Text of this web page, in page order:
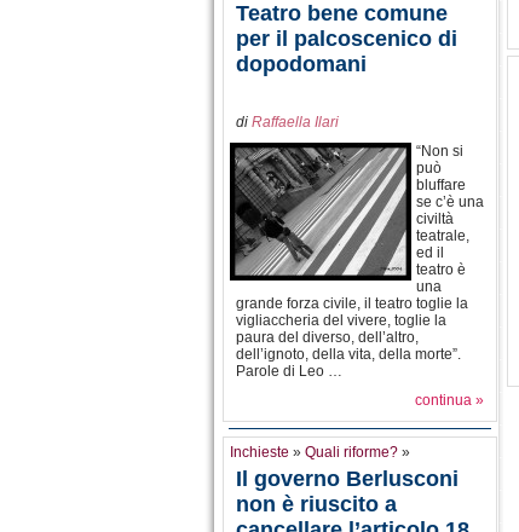
Teatro bene comune
per il palcoscenico di
dopodomani
di Raffaella Ilari
“Non si
può
bluffare
se c’è una
civiltà
teatrale,
ed il
teatro è
una
grande forza civile, il teatro toglie la
vigliaccheria del vivere, toglie la
paura del diverso, dell’altro,
dell’ignoto, della vita, della morte”.
Parole di Leo …
continua »
Inchieste » Quali riforme? »
Il governo Berlusconi
non è riuscito a